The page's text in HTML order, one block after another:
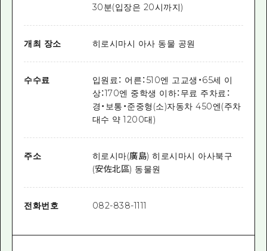
30분(입장은 20시까지)
개최 장소 히로시마시 아사 동물 공원
수수료
입원료： 어른：510엔 고교생・65세 이
상：170엔 중학생 이하：무료 주차료：
경・보통・준중형(소)자동차 450엔(주차
대수 약 1200대)
주소
히로시마(廣島) 히로시마시 아사북구
(安佐北區) 동물원
전화번호 082-838-1111